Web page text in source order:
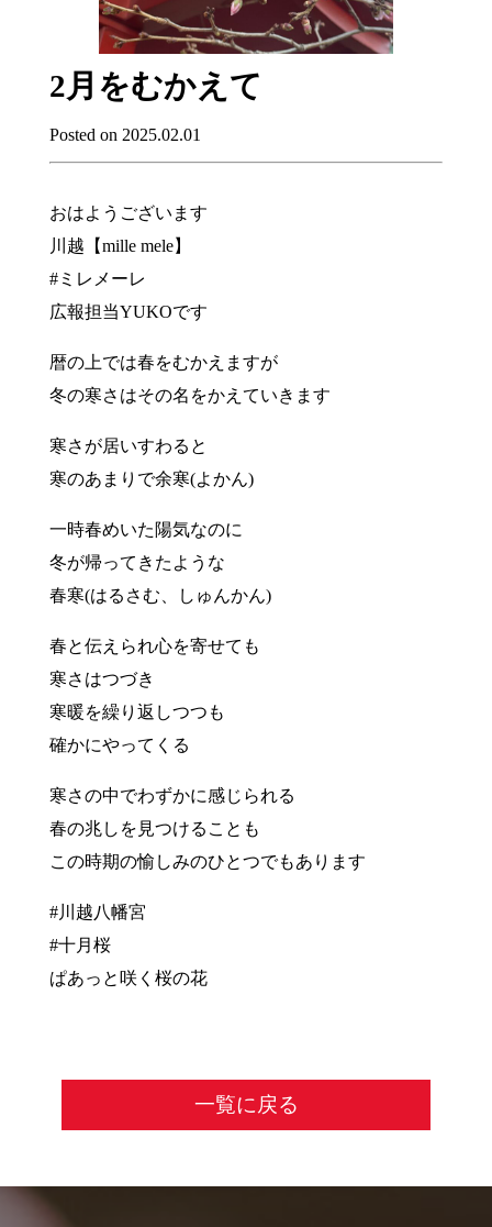
2月をむかえて
Posted on 2025.02.01
おはようございます
川越【mille mele】
#ミレメーレ
広報担当YUKOです
暦の上では春をむかえますが
冬の寒さはその名をかえていきます
寒さが居いすわると
寒のあまりで余寒(よかん)
一時春めいた陽気なのに
冬が帰ってきたような
春寒(はるさむ、しゅんかん)
春と伝えられ心を寄せても
寒さはつづき
寒暖を繰り返しつつも
確かにやってくる
寒さの中でわずかに感じられる
春の兆しを見つけることも
この時期の愉しみのひとつでもあります
#川越八幡宮
#十月桜
ぱあっと咲く桜の花
一覧に戻る